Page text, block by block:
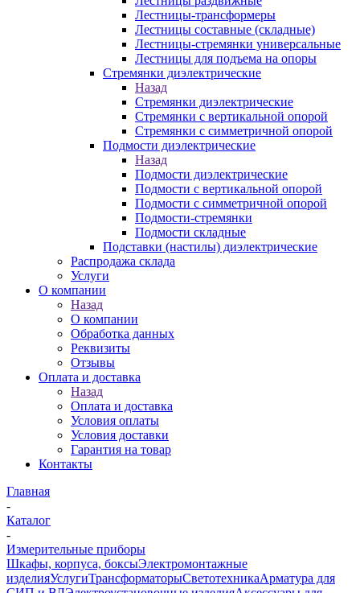
Лестницы-трансформеры
Лестницы составные (складные)
Лестницы-стремянки универсальные
Лестницы для подъема на опоры
Стремянки диэлектрические
Назад
Стремянки диэлектрические
Стремянки с вертикальной опорой
Стремянки с симметричной опорой
Подмости диэлектрические
Назад
Подмости диэлектрические
Подмости с вертикальной опорой
Подмости с симметричной опорой
Подмости-стремянки
Подмости складные
Подставки (настилы) диэлектрические
Распродажа склада
Услуги
О компании
Назад
О компании
Обработка данных
Реквизиты
Отзывы
Оплата и доставка
Назад
Оплата и доставка
Условия оплаты
Условия доставки
Гарантия на товар
Контакты
Главная
-
Каталог
-
Измерительные приборы
Шкафы, корпуса, боксыЭлектромонтажные
изделияУслугиТрансформаторыСветотехникаАрматура для